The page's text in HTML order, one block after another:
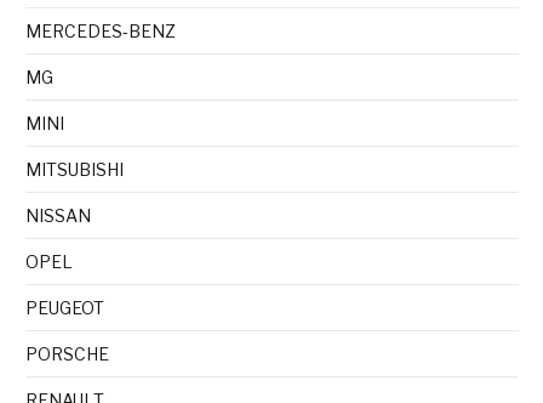
MERCEDES-BENZ
MG
MINI
MITSUBISHI
NISSAN
OPEL
PEUGEOT
PORSCHE